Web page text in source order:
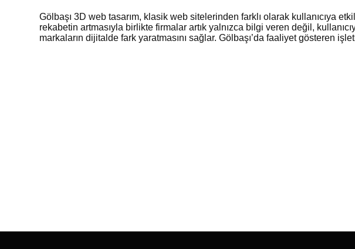
Gölbaşı 3D web tasarım, klasik web sitelerinden farklı olarak kullanıcıya
rekabetin artmasıyla birlikte firmalar artık yalnızca bilgi veren değil,
markaların dijitalde fark yaratmasını sağlar. Gölbaşı’da faaliyet gösteren